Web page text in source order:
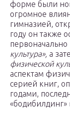
форме были
огромное
гимназией,
году он также
культура», а
физической
аспектам
серией книг,
годами,
«бодибилдинг»